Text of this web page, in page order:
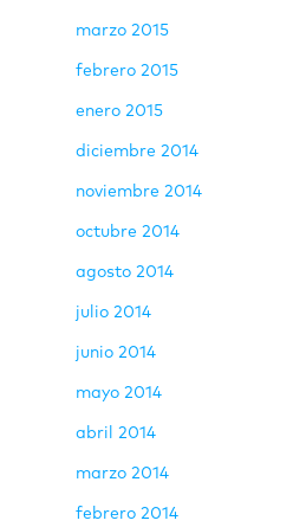
marzo 2015
febrero 2015
enero 2015
diciembre 2014
noviembre 2014
octubre 2014
agosto 2014
julio 2014
junio 2014
mayo 2014
abril 2014
marzo 2014
febrero 2014